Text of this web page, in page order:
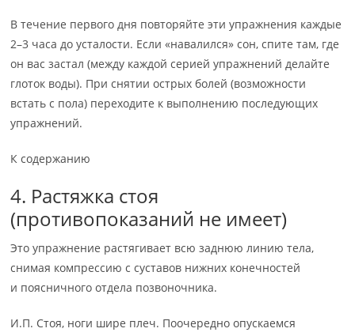
В течение первого дня повторяйте эти упражнения каждые
2–3 часа до усталости. Если «навалился» сон, спите там, где
он вас застал (между каждой серией упражнений делайте
глоток воды). При снятии острых болей (возможности
встать с пола) переходите к выполнению последующих
упражнений.
К содержанию
4. Растяжка стоя
(противопоказаний не имеет)
Это упражнение растягивает всю заднюю линию тела,
снимая компрессию с суставов нижних конечностей
и поясничного отдела позвоночника.
И.П. Стоя, ноги шире плеч. Поочередно опускаемся